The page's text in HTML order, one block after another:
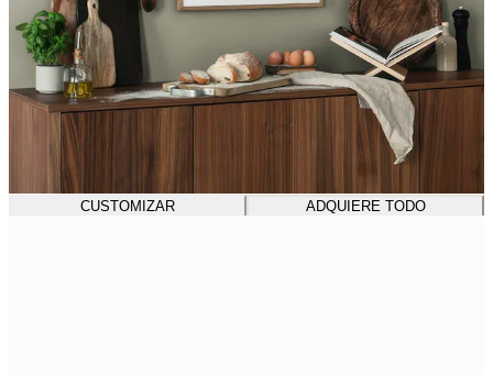
CUSTOMIZAR ADQUIERE TODO